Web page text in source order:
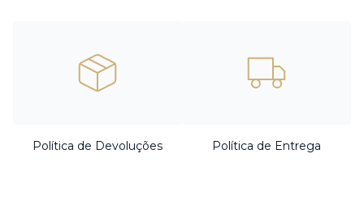
Política de Devoluções Política de Entrega